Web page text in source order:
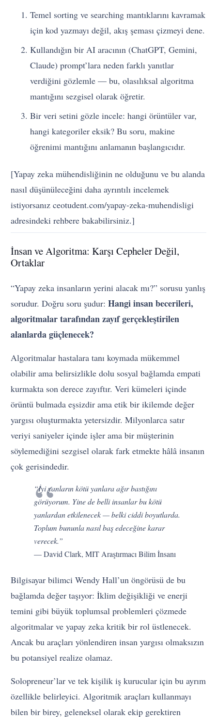
Temel sorting ve searching mantıklarını kavramak
için kod yazmayı değil, akış şeması çizmeyi dene.
Kullandığın bir AI aracının (ChatGPT, Gemini,
Claude) prompt’lara neden farklı yanıtlar
verdiğini gözlemle — bu, olasılıksal algoritma
mantığını sezgisel olarak öğretir.
Bir veri setini gözle incele: hangi örüntüler var,
hangi kategoriler eksik? Bu soru, makine
öğrenimi mantığını anlamanın başlangıcıdır.
[Yapay zeka mühendisliğinin ne olduğunu ve bu alanda
nasıl düşünüleceğini daha ayrıntılı incelemek
istiyorsanız ceotudent.com/yapay-zeka-muhendisligi
adresindeki rehbere bakabilirsiniz.]
İnsan ve Algoritma: Karşı Cepheler Değil,
Ortaklar
“Yapay zeka insanların yerini alacak mı?” sorusu yanlış
sorudur. Doğru soru şudur:Hangi insan becerileri,
algoritmalar tarafından zayıf gerçekleştirilen
alanlarda güçlenecek?
Algoritmalar hastalara tanı koymada mükemmel
olabilir ama belirsizlikle dolu sosyal bağlamda empati
kurmakta son derece zayıftır. Veri kümeleri içinde
örüntü bulmada eşsizdir ama etik bir ikilemde değer
yargısı oluşturmakta yetersizdir. Milyonlarca satır
veriyi saniyeler içinde işler ama bir müşterinin
söylemediğini sezgisel olarak fark etmekte hâlâ insanın
çok gerisindedir.
“İyi yanların kötü yanlara ağır bastığını
görüyorum. Yine de belli insanlar bu kötü
yanlardan etkilenecek — belki ciddi boyutlarda.
Toplum bununla nasıl baş edeceğine karar
verecek.”
— David Clark, MIT Araştırmacı Bilim İnsanı
Bilgisayar bilimci Wendy Hall’un öngörüsü de bu
bağlamda değer taşıyor: İklim değişikliği ve enerji
temini gibi büyük toplumsal problemleri çözmede
algoritmalar ve yapay zeka kritik bir rol üstlenecek.
Ancak bu araçları yönlendiren insan yargısı olmaksızın
bu potansiyel realize olamaz.
Solopreneur’lar ve tek kişilik iş kurucular için bu ayrım
özellikle belirleyici. Algoritmik araçları kullanmayı
bilen bir birey, geleneksel olarak ekip gerektiren